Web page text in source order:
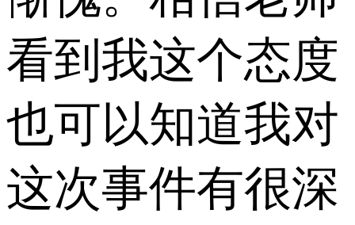
看到我这个态度
也可以知道我对
这次事件有很深